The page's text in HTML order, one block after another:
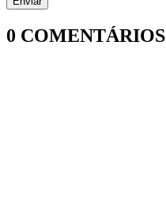
0 COMENTÁRIOS